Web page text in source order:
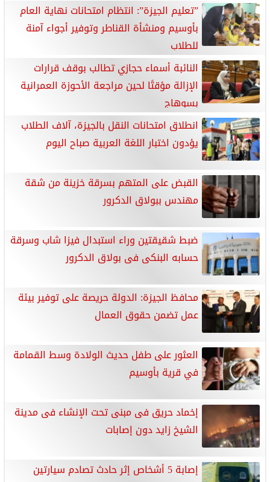
”تعليم الجيزة”: انتظام امتحانات نهاية العام
بأوسيم ومنشأة القناطر وتوفير أجواء آمنة
للطلاب
النائبة أسماء حجازي تطالب بوقف قرارات
الإزالة مؤقتًا لحين مراجعة الأحوزة العمرانية
بسوهاج
انطلاق امتحانات النقل بالجيزة، آلاف الطلاب
يؤدون اختبار اللغة العربية صباح اليوم
القبض على المتهم بسرقة خزينة من شقة
مهندس ببولاق الدكرور
ضبط شقيقتين وراء استبدال فيزا شاب وسرقة
حسابه البنكى فى بولاق الدكرور
محافظ الجيزة: الدولة حريصة على توفير بيئة
عمل تضمن حقوق العمال
العثور على طفل حديث الولادة وسط القمامة
في قرية بأوسيم
إخماد حريق فى مبنى تحت الإنشاء فى مدينة
الشيخ زايد دون إصابات
إصابة 5 أشخاص إثر حادث تصادم سيارتين